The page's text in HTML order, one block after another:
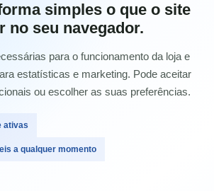
Dell 2130 CN Dell 2135 CN
simples o que o site
no seu navegador.
para o funcionamento da loja e
estatísticas e marketing. Pode aceitar
ou escolher as suas preferências.
ativas
a qualquer momento